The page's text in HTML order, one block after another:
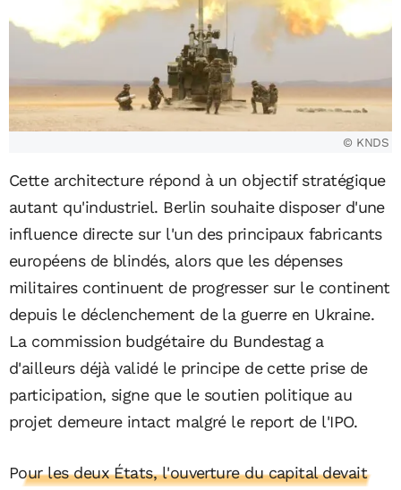
© KNDS
Cette architecture répond à un objectif stratégique
autant qu'industriel. Berlin souhaite disposer d'une
influence directe sur l'un des principaux fabricants
européens de blindés, alors que les dépenses
militaires continuent de progresser sur le continent
depuis le déclenchement de la guerre en Ukraine.
La commission budgétaire du Bundestag a
d'ailleurs déjà validé le principe de cette prise de
participation, signe que le soutien politique au
projet demeure intact malgré le report de l'IPO.
Pour les deux États, l'ouverture du capital devait